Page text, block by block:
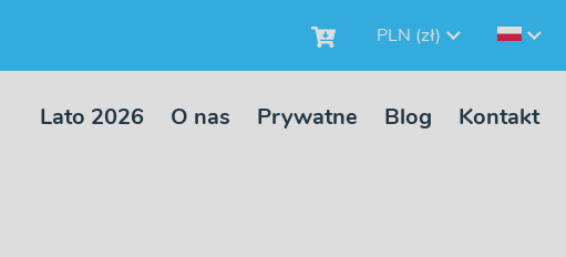
PLN (zł)
Lato 2026 O nas Prywatne Blog Kontakt